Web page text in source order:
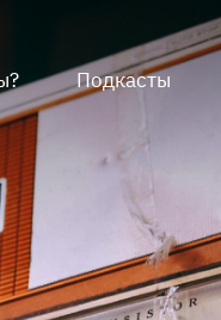
Подкасты